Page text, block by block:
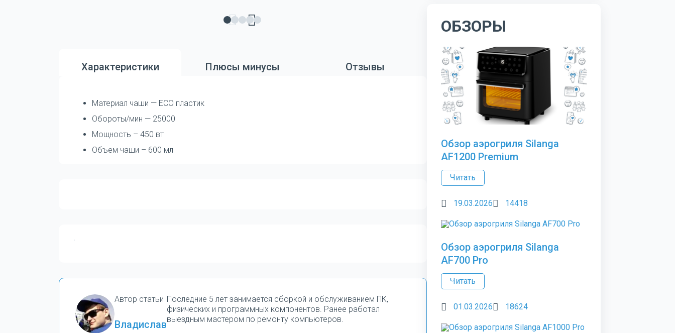
Характеристики Плюсы минусы Отзывы
Материал чаши — ECO пластик
Обороты/мин — 25000
Мощность – 450 вт
Объем чаши – 600 мл
Автор статьи
Владислав
Последние 5 лет занимается сборкой и обслуживанием ПК,
физических и программных компонентов. Ранее работал
выездным мастером по ремонту компьютеров.
ОБЗОРЫ
Обзор аэрогриля Silanga
AF1200 Premium
Читать
19.03.2026 14418
Обзор аэрогриля Silanga
AF700 Pro
Читать
01.03.2026 18624